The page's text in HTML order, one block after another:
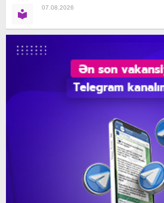
07.08.2026